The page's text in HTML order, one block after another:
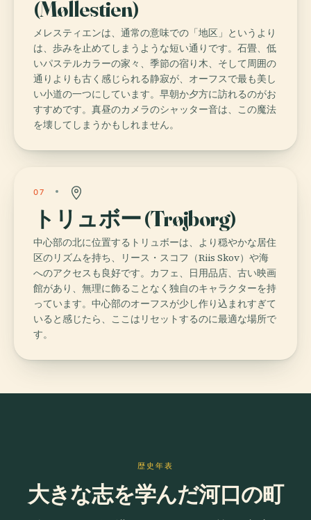
(Møllestien)
メレスティエンは、通常の意味での「地区」というより
は、歩みを止めてしまうような短い通りです。石畳、低
いパステルカラーの家々、季節の宿り木、そして周囲の
通りよりも古く感じられる静寂が、オーフスで最も美し
い小道の一つにしています。早朝か夕方に訪れるのがお
すすめです。真昼のカメラのシャッター音は、この魔法
を壊してしまうかもしれません。
07
トリュボー (Trøjborg)
中心部の北に位置するトリュボーは、より穏やかな居住
区のリズムを持ち、リース・スコフ（Riis Skov）や海
へのアクセスも良好です。カフェ、日用品店、古い映画
館があり、無理に飾ることなく独自のキャラクターを持
っています。中心部のオーフスが少し作り込まれすぎて
いると感じたら、ここはリセットするのに最適な場所で
す。
歴史年表
大きな志を学んだ河口の町